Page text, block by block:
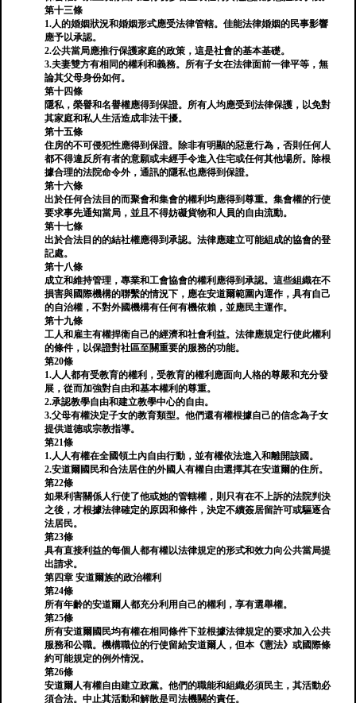
第十三條
1.人的婚姻狀況和婚姻形式應受法律管轄。佳能法律婚姻的民事影響
應予以承認。
2.公共當局應推行保護家庭的政策，這是社會的基本基礎。
3.夫妻雙方有相同的權利和義務。所有子女在法律面前一律平等，無
論其父母身份如何。
第十四條
隱私，榮譽和名譽權應得到保證。所有人均應受到法律保護，以免對
其家庭和私人生活造成非法干擾。
第十五條
住房的不可侵犯性應得到保證。除非有明顯的惡意行為，否則任何人
都不得違反所有者的意願或未經手令進入住宅或任何其他場所。除根
據合理的法院命令外，通訊的隱私也應得到保證。
第十六條
出於任何合法目的而聚會和集會的權利均應得到尊重。集會權的行使
要求事先通知當局，並且不得妨礙貨物和人員的自由流動。
第十七條
出於合法目的的結社權應得到承認。法律應建立可能組成的協會的登
記處。
第十八條
成立和維持管理，專業和工會協會的權利應得到承認。這些組織在不
損害與國際機構的聯繫的情況下，應在安道爾範圍內運作，具有自己
的自治權，不對外國機構有任何有機依賴，並應民主運作。
第十九條
工人和雇主有權捍衛自己的經濟和社會利益。法律應規定行使此權利
的條件，以保證對社區至關重要的服務的功能。
第20條
1.人人都有受教育的權利，受教育的權利應面向人格的尊嚴和充分發
展，從而加強對自由和基本權利的尊重。
2.承認教學自由和建立教學中心的自由。
3.父母有權決定子女的教育類型。他們還有權根據自己的信念為子女
提供道德或宗教指導。
第21條
1.人人有權在全國領土內自由行動，並有權依法進入和離開該國。
2.安道爾國民和合法居住的外國人有權自由選擇其在安道爾的住所。
第22條
如果利害關係人行使了他或她的管轄權，則只有在不上訴的法院判決
之後，才根據法律確定的原因和條件，決定不續簽居留許可或驅逐合
法居民。
第23條
具有直接利益的每個人都有權以法律規定的形式和效力向公共當局提
出請求。
第四章 安道爾族的政治權利
第24條
所有年齡的安道爾人都充分利用自己的權利，享有選舉權。
第25條
所有安道爾國民均有權在相同條件下並根據法律規定的要求加入公共
服務和公職。機構職位的行使留給安道爾人，但本《憲法》或國際條
約可能規定的例外情況。
第26條
安道爾人有權自由建立政黨。他們的職能和組織必須民主，其活動必
須合法。中止其活動和解散是司法機關的責任。